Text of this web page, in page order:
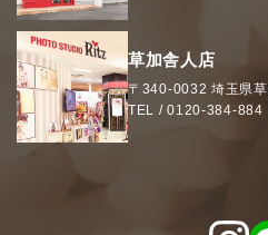
草加舎人店
〒340-0032 埼玉県
TEL /0120-384-884